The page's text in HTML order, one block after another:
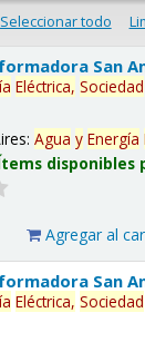
Seleccionar todo
San
Eléctrica, Sociedad
Agua y Energía
Agregar al
San
Eléctrica, Sociedad